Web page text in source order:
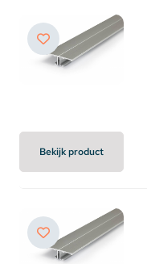
Bekijk product